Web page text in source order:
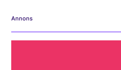
Annons